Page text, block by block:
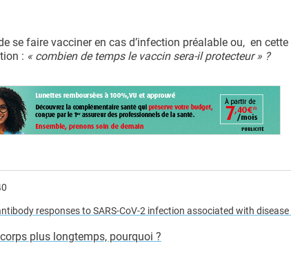
se faire vacciner en cas d’infection préalable ou, en
: « combien de temps le vaccin sera-il protecteur » ?
responses to SARS-CoV-2 infection associated with
plus longtemps, pourquoi ?